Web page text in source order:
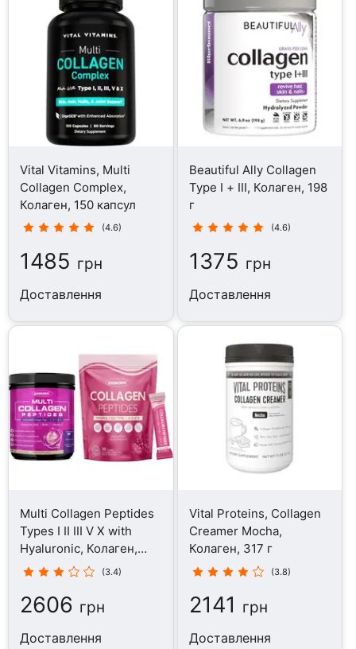
Vital Vitamins, Multi
Collagen Complex,
Колаген, 150 капсул
(4.6)
1485 грн
Доставлення
Beautiful Ally Collagen
Type I + III, Колаген, 198
г
(4.6)
1375 грн
Доставлення
Multi Collagen Peptides
Types I II III V X with
Hyaluronic, Колаген,
350 г
(3.4)
2606 грн
Доставлення
Vital Proteins, Collagen
Creamer Mocha,
Колаген, 317 г
(3.8)
2141 грн
Доставлення